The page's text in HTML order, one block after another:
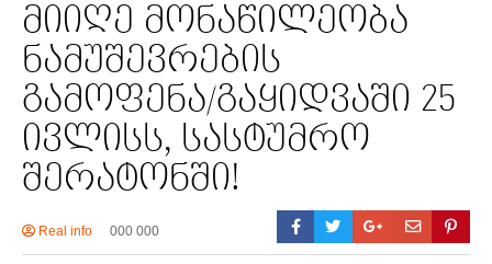
მიიღე მონაწილეობა
ნამუშევრების
გამოფენა/გაყიდვაში 25
ივლისს, სასტუმრო
შერატონში!
Real info 000 000